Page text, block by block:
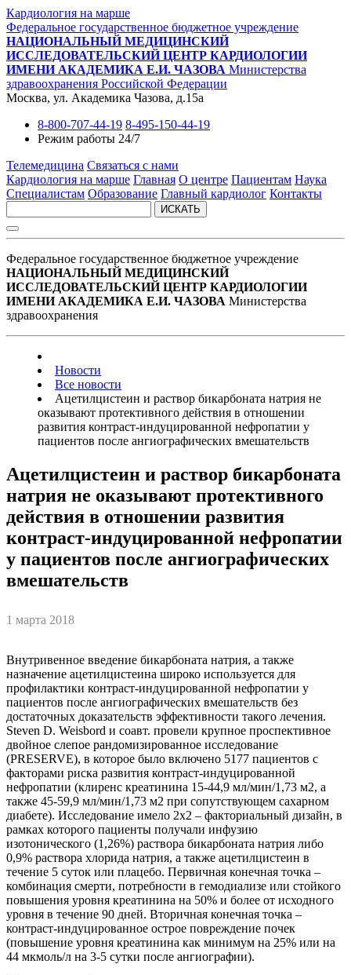
Кардиология на марше
Федеральное государственное бюджетное учреждение
НАЦИОНАЛЬНЫЙ МЕДИЦИНСКИЙ
ИССЛЕДОВАТЕЛЬСКИЙ ЦЕНТР КАРДИОЛОГИИ
ИМЕНИ АКАДЕМИКА Е.И. ЧАЗОВА Министерства
здравоохранения Российской Федерации
Москва, ул. Академика Чазова, д.15а
8-800-707-44-19 8-495-150-44-19
Режим работы 24/7
Телемедицина Связаться с нами
Кардиология на марше Главная О центре Пациентам Наука
Специалистам Образование Главный кардиолог Контакты
ИСКАТЬ
Федеральное государственное бюджетное учреждение
НАЦИОНАЛЬНЫЙ МЕДИЦИНСКИЙ
ИССЛЕДОВАТЕЛЬСКИЙ ЦЕНТР КАРДИОЛОГИИ
ИМЕНИ АКАДЕМИКА Е.И. ЧАЗОВА Министерства
здравоохранения
Новости
Все новости
Ацетилцистеин и раствор бикарбоната натрия не
оказывают протективного действия в отношении
развития контраст-индуцированной нефропатии у
пациентов после ангиографических вмешательств
Ацетилцистеин и раствор бикарбоната
натрия не оказывают протективного
действия в отношении развития
контраст-индуцированной нефропатии
у пациентов после ангиографических
вмешательств
1 марта 2018
Внутривенное введение бикарбоната натрия, а также
назначение ацетилцистеина широко используется для
профилактики контраст-индуцированной нефропатии у
пациентов после ангиографических вмешательств без
достаточных доказательств эффективности такого лечения.
Steven D. Weisbord и соавт. провели крупное проспективное
двойное слепое рандомизированное исследование
(PRESERVE), в которое было включено 5177 пациентов с
факторами риска развития контраст-индуцированной
нефропатии (клиренс креатинина 15-44,9 мл/мин/1,73 м2, а
также 45-59,9 мл/мин/1,73 м2 при сопутствующем сахарном
диабете). Исследование имело 2х2 – факториальный дизайн, в
рамках которого пациенты получали инфузию
изотонического (1,26%) раствора бикарбоната натрия либо
0,9% раствора хлорида натрия, а также ацетилцистеин в
течение 5 суток или плацебо. Первичная конечная точка –
комбинация смерти, потребности в гемодиализе или стойкого
повышения уровня креатинина на 50% и более от исходного
уровня в течение 90 дней. Вторичная конечная точка –
контраст-индуцированное острое повреждение почек
(повышение уровня креатинина как минимум на 25% или на
44 мкмоль/л на 3-5 сутки после ангиографии).